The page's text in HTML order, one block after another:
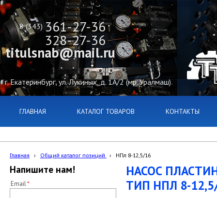
8 (343) 361-27-36
г. Екатеринбург, ул. Лукиных, д. 1А/2 (мр. Уралмаш)
328-27-36
titulsnab@mail.ru
ГЛАВНАЯ КАТАЛОГ ТОВАРОВ КОНТАКТЫ
Главная › Общий каталог позиций › НПл 8-12,5/16
Напишите нам!
Email
НАСОС
ТИП НПЛ 8-